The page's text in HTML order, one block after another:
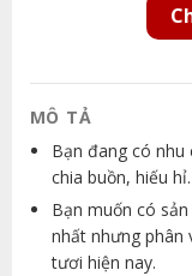
MÔ TẢ
Bạn đang có
chia buồn, hiếu
Bạn muốn có
nhất nhưng phân
tươi hiện nay.